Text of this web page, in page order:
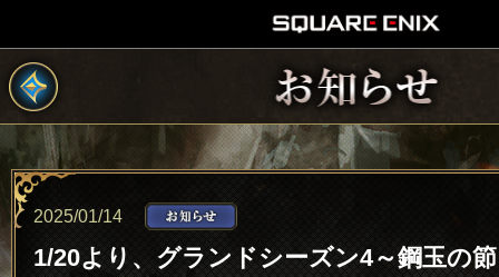
2025/01/14
1/20より、グランドシーズン4～鋼玉の